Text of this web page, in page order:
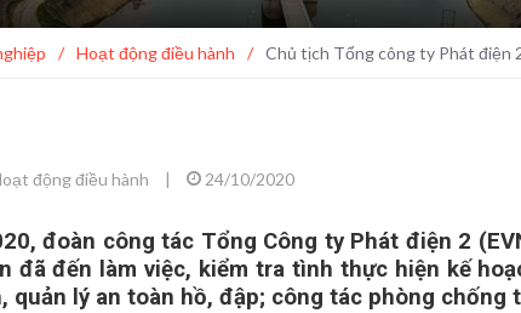
/ Hoạt động điều hành / Chủ tịch Tổng công ty Phát điện
động điều hành | 24/10/2020
đoàn công tác Tổng Công ty Phát điện 2
đã đến làm việc, kiểm tra tình thực hiện kế
quản lý an toàn hồ, đập; công tác phòng